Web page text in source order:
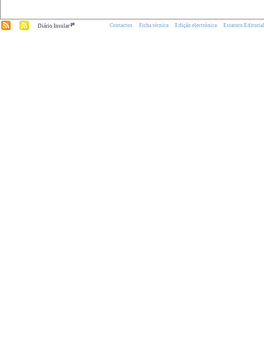
Diário Insular.pt Contactos Ficha técnica Edição electrónica Estatuto Editorial